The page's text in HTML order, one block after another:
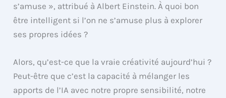
s’amuse », attribué à Albert Einstein. À quoi bon
être intelligent si l’on ne s’amuse plus à explorer
ses propres idées ?
Alors, qu’est-ce que la vraie créativité aujourd’hui ?
Peut-être que c’est la capacité à mélanger les
apports de l’IA avec notre propre sensibilité, notre